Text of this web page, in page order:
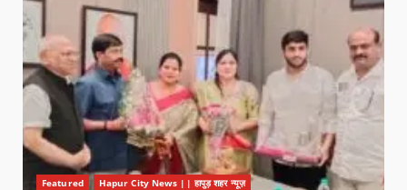
Featured Hapur City News || हापुड़ शहर न्यूज़